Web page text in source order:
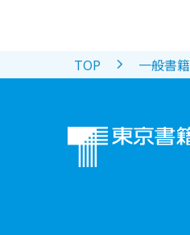
TOP 一般書籍